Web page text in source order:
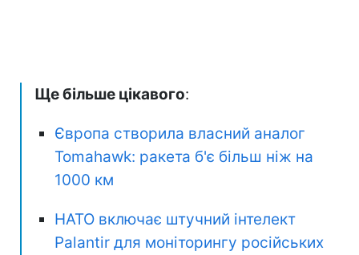
Ще більше цікавого:
Європа створила власний аналог
Tomahawk: ракета б'є більш ніж на
1000 км
НАТО включає штучний інтелект
Palantir для моніторингу російських